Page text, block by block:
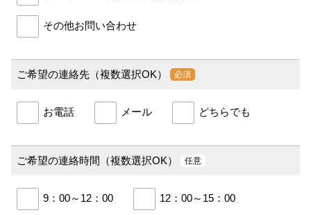
その他お問い合わせ
ご希望の連絡先（複数選択OK） 必須
お電話 メール どちらでも
ご希望の連絡時間（複数選択OK） 任意
9：00～12：00 12：00～15：00